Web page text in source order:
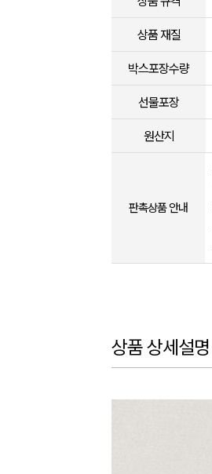
상품 재질
박스포장수량
선물포장
원산지
판촉상품 안내
상품 상세설명